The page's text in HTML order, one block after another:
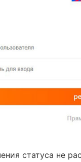
статуса не